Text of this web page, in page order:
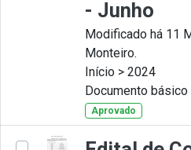
- Junho
Modificado há 11
Monteiro.
Início > 2024
Documento básico
Aprovado